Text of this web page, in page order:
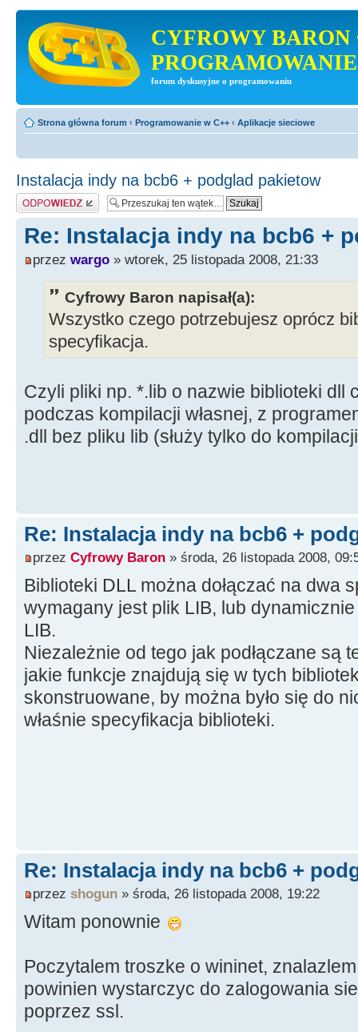
CYFROWY BARON
PROGRAMOWANIE
forum dyskusyjne o programowaniu
Strona główna forum ‹ Programowanie w C++ ‹ Aplikacje sieciowe
Instalacja indy na bcb6 + podglad pakietow
Odpowiedz
Re: Instalacja indy na bcb6 +
przez wargo » wtorek, 25 listopada 2008, 21:33
Cyfrowy Baron napisał(a):
Wszystko czego potrzebujesz oprócz
specyfikacja.
Czyli pliki np. *.lib o nazwie biblioteki dll
podczas kompilacji własnej, z
.dll bez pliku lib (służy tylko do
Re: Instalacja indy na bcb6 +
przez Cyfrowy Baron » środa, 26 listopada 2008,
Biblioteki DLL można dołączać na dwa
wymagany jest plik LIB, lub
LIB.
Niezależnie od tego jak podłączane są
jakie funkcje znajdują się w tych
skonstruowane, by można było się do
właśnie specyfikacja biblioteki.
Re: Instalacja indy na bcb6 +
przez shogun » środa, 26 listopada 2008, 19:22
Witam ponownie
Poczytalem troszke o wininet,
powinien wystarczyc do zalogowania
poprzez ssl.